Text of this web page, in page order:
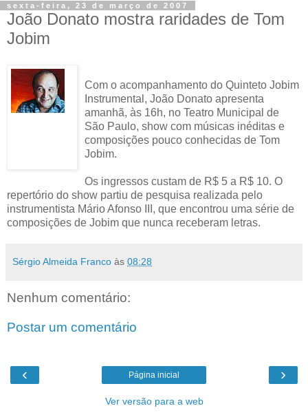
sexta-feira, 23 de março de 2007
João Donato mostra raridades de Tom
Jobim
Com o acompanhamento do Quinteto Jobim
Instrumental, João Donato apresenta
amanhã, às 16h, no Teatro Municipal de
São Paulo, show com músicas inéditas e
composições pouco conhecidas de Tom
Jobim.
Os ingressos custam de R$ 5 a R$ 10. O
repertório do show partiu de pesquisa realizada pelo
instrumentista Mário Afonso III, que encontrou uma série de
composições de Jobim que nunca receberam letras.
Sérgio Almeida Franco às 08:28
Nenhum comentário:
Postar um comentário
‹ ›
Página inicial
Ver versão para a web